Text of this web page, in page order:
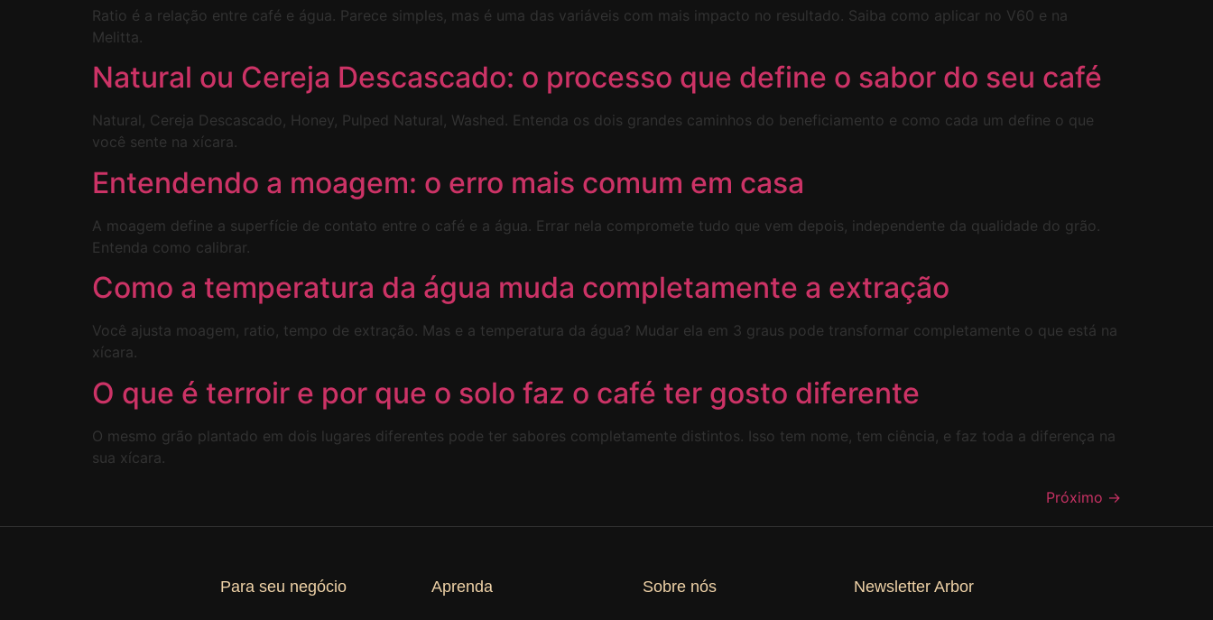
Ratio é a relação entre café e água. Parece simples, mas é uma das variáveis com mais impacto no resultado. Saiba como aplicar no V60 e na
Melitta.
Natural ou Cereja Descascado: o processo que define o sabor do seu café
Natural, Cereja Descascado, Honey, Pulped Natural, Washed. Entenda os dois grandes caminhos do beneficiamento e como cada um define o que
você sente na xícara.
Entendendo a moagem: o erro mais comum em casa
A moagem define a superfície de contato entre o café e a água. Errar nela compromete tudo que vem depois, independente da qualidade do grão.
Entenda como calibrar.
Como a temperatura da água muda completamente a extração
Você ajusta moagem, ratio, tempo de extração. Mas e a temperatura da água? Mudar ela em 3 graus pode transformar completamente o que está na
xícara.
O que é terroir e por que o solo faz o café ter gosto diferente
O mesmo grão plantado em dois lugares diferentes pode ter sabores completamente distintos. Isso tem nome, tem ciência, e faz toda a diferença na
sua xícara.
Próximo →
Para seu negócio Aprenda Sobre nós Newsletter Arbor